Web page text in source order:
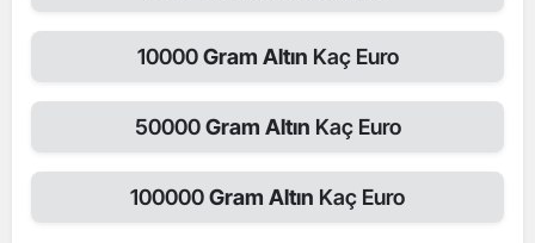
10000Gram Altın Kaç Euro
50000Gram Altın Kaç Euro
100000Gram Altın Kaç Euro